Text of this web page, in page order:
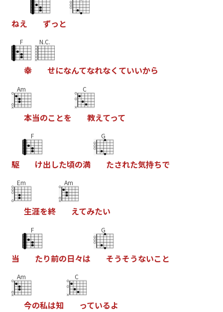
ねえ ずっ と
F
幸
N.C.
せになんてなれなく ていいから
Am
本当のこ とを
C
教えてって
駆
F
け出した頃の満
G
たされた気持ちで
Em
生涯を終
Am
えてみたい
当
F
たり前の日々は
G
そうそうないこ と
Am
今の私は知
C
っているよ